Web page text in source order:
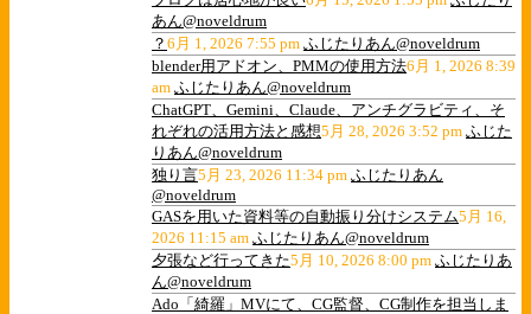
あん@noveldrum
？ 6月 1, 2026 7:55 pm ふじたりあん@noveldrum
blender用アドオン、PMMの使用方法6月 1, 2026 8:39
am ふじたりあん@noveldrum
ChatGPT、Gemini、Claude、アンチグラビティ、そ
れぞれの活用方法と感想5月 28, 2026 3:52 pm ふじた
りあん@noveldrum
独り言5月 23, 2026 11:34 pm ふじたりあん
@noveldrum
GASを用いた資料等の自動振り分けシステム5月 16,
2026 11:15 am ふじたりあん@noveldrum
夕張など行ってきた5月 10, 2026 8:00 pm ふじたりあ
ん@noveldrum
Ado「綺羅」MVにて、CG監督、CG制作を担当しま